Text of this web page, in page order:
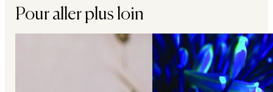
Pour aller plus loin